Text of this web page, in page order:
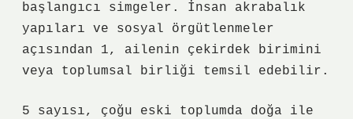
başlangıcı simgeler. İnsan akrabalık
yapıları ve sosyal örgütlenmeler
açısından 1, ailenin çekirdek birimini
veya toplumsal birliği temsil edebilir.
5 sayısı, çoğu eski toplumda doğa ile